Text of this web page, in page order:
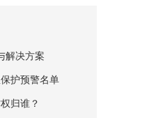
解决方案
护预警名单
归谁？